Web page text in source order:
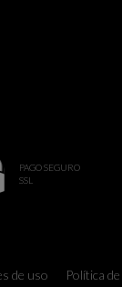
PAGO SEGURO
SSL
de uso
Política de